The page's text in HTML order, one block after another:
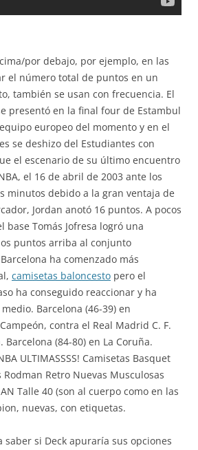
por debajo, por ejemplo, en las
el número total de puntos en un
también se usan con frecuencia. El
presentó en la final four de Estambul
europeo del momento y en el
se deshizo del Estudiantes con
el escenario de su último encuentro
el 16 de abril de 2003 ante los
minutos debido a la gran ventaja de
Jordan anotó 16 puntos. A pocos
base Tomás Jofresa logró una
puntos arriba al conjunto
ha comenzado más
camisetas baloncesto pero el
ha conseguido reaccionar y ha
Barcelona (46-39) en
contra el Real Madrid C. F.
Barcelona (84-80) en La Coruña.
ULTIMASSSS! Camisetas Basquet
Retro Nuevas Musculosas
Talle 40 (son al cuerpo como en las
nuevas, con etiquetas.
saber si Deck apuraría sus opciones